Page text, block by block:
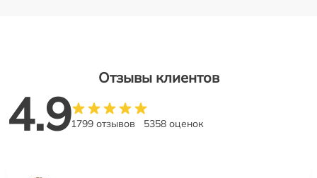
Отзывы клиентов
4.91799 отзывов 5358 оценок